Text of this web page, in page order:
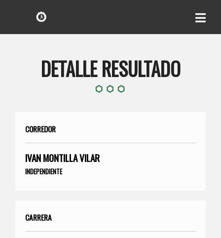
DETALLE RESULTADO
CORREDOR
IVAN MONTILLA VILAR
INDEPENDIENTE
CARRERA